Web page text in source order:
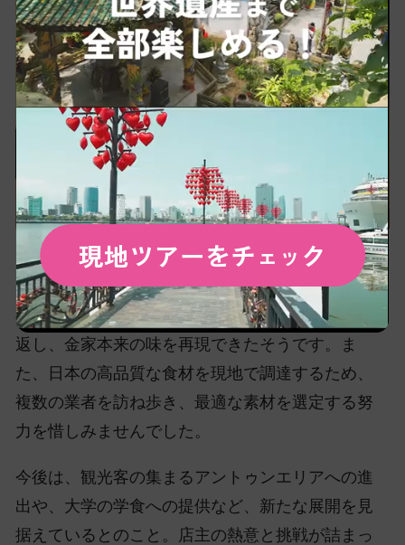
ダナンでの出店ではタンタンメンのスープ作りに
は特に苦労したそうです。日本の軟水とベトナム
の硬水の違いにより、約1ヶ月以上試行錯誤を繰り
返し、金家本来の味を再現できたそうです。ま
た、日本の高品質な食材を現地で調達するため、
複数の業者を訪ね歩き、最適な素材を選定する努
力を惜しみませんでした。
今後は、観光客の集まるアントゥンエリアへの進
出や、大学の学食への提供など、新たな展開を見
据えているとのこと。店主の熱意と挑戦が詰まっ
現地ツアーをチェッ ク